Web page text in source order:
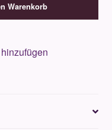
Warenkorb